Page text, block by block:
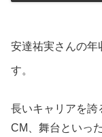
安達祐実さんの年
す。
長いキャリアを誇
CM、舞台といっ